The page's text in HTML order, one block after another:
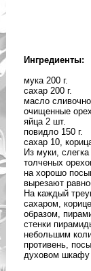
Ингредиенты:
мука 200 г.
сахар 200 г.
масло
очищенные
яйца 2 шт.
повидло 150 г.
сахар 10,
Из муки,
толченых
на хорошо
вырезают
На каждый
сахаром,
образом,
стенки
небольшим
противень,
духовом шкафу